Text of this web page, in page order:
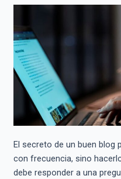
El secreto de un buen blog
con frecuencia, sino
debe responder a una